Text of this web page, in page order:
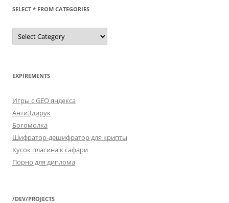
SELECT * FROM CATEGORIES
SELECT
FROM
EXPIREMENTS
Игры с GEO яндекса
АнтиЗдирук
Богомолка
Шифратор-дешифратор для крипты
Кусок плагина к сафари
Порно для диплома
/DEV/PROJECTS